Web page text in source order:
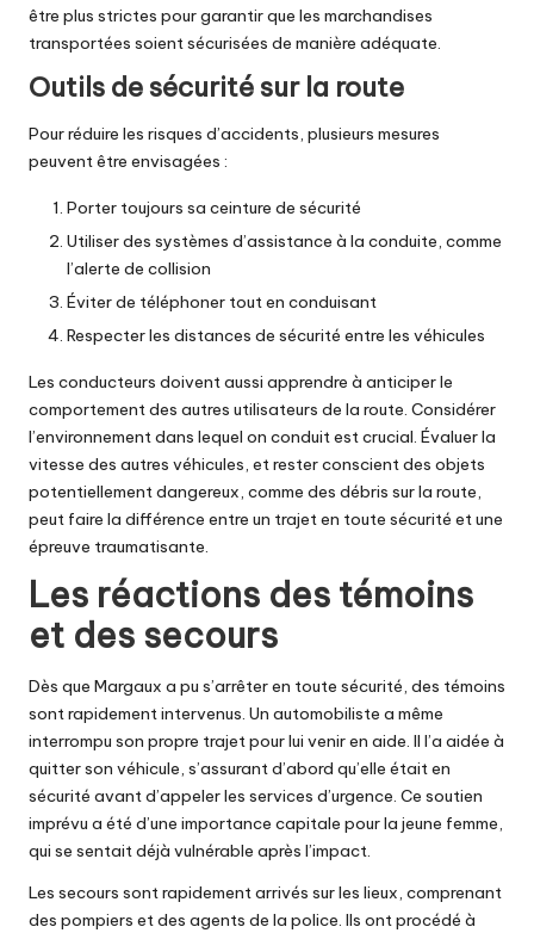
être plus strictes pour garantir que les marchandises
transportées soient sécurisées de manière adéquate.
Outils de sécurité sur la route
Pour réduire les risques d’accidents, plusieurs mesures
peuvent être envisagées :
Porter toujours sa ceinture de sécurité
Utiliser des systèmes d’assistance à la conduite, comme
l’alerte de collision
Éviter de téléphoner tout en conduisant
Respecter les distances de sécurité entre les véhicules
Les conducteurs doivent aussi apprendre à anticiper le
comportement des autres utilisateurs de la route. Considérer
l’environnement dans lequel on conduit est crucial. Évaluer la
vitesse des autres véhicules, et rester conscient des objets
potentiellement dangereux, comme des débris sur la route,
peut faire la différence entre un trajet en toute sécurité et une
épreuve traumatisante.
Les réactions des témoins
et des secours
Dès que Margaux a pu s’arrêter en toute sécurité, des témoins
sont rapidement intervenus. Un automobiliste a même
interrompu son propre trajet pour lui venir en aide. Il l’a aidée à
quitter son véhicule, s’assurant d’abord qu’elle était en
sécurité avant d’appeler les services d’urgence. Ce soutien
imprévu a été d’une importance capitale pour la jeune femme,
qui se sentait déjà vulnérable après l’impact.
Les secours sont rapidement arrivés sur les lieux, comprenant
des pompiers et des agents de la police. Ils ont procédé à